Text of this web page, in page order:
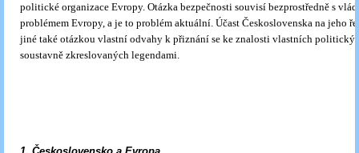
politické organizace Evropy. Otázka bezpečnosti souvisí bezprostředně s
problémem Evropy, a je to problém aktuální. Účast Československa na jeho
jiné také otázkou vlastní odvahy k přiznání se ke znalosti vlastních
soustavně zkreslovaných legendami.